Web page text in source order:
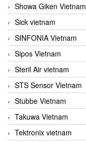
Showa Giken Vietnam
Sick vietnam
SINFONIA Vietnam
Sipos Vietnam
Steril Air vietnam
STS Sensor Vietnam
Stubbe Vietnam
Takuwa Vietnam
Tektronix vietnam